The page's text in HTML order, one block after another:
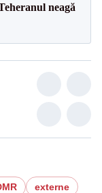
neagă
externe